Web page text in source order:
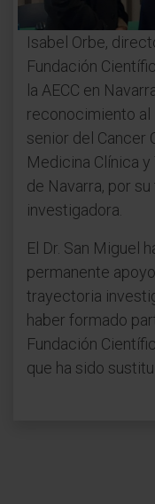
Isabel Orbe,
Fundación
la AECC en
reconocimiento al
senior del Cancer
Medicina Clínica
de Navarra, por
investigadora.
El Dr. San Miguel
permanente
trayectoria
haber formado
Fundación
que ha sido